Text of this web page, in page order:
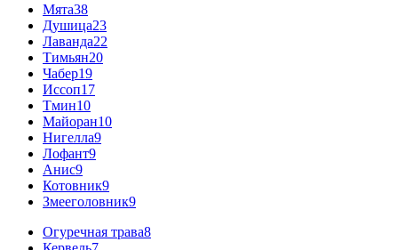
Мята38
Душица23
Лаванда22
Тимьян20
Чабер19
Иссоп17
Тмин10
Майоран10
Нигелла9
Лофант9
Анис9
Котовник9
Змееголовник9
Огуречная трава8